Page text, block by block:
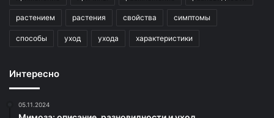
растением растения свойства симптомы
способы уход ухода характеристики
Интересно
05.11.2024